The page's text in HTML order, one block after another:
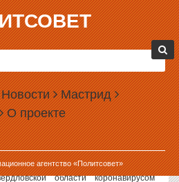
Мастрид
О проекте
агентство «Политсовет»
ПОДТВЕРДИЛИ
COVID-19 ЗА СУТКИ
сутки официально подтверждено 166
коронавирусом. Это на 3 случая
штаба на 18 марта 2021
в Екатеринбурге. Всего с
области коронавирусом